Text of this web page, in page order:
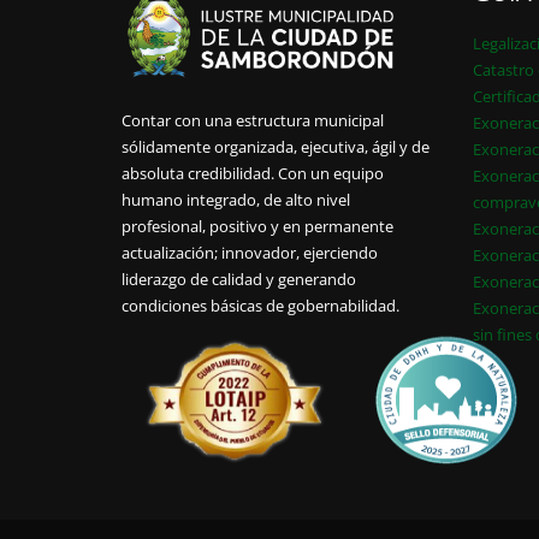
Contar con una estructura municipal
sólidamente organizada, ejecutiva, ágil y de
absoluta credibilidad. Con un equipo
humano integrado, de alto nivel
profesional, positivo y en permanente
actualización; innovador, ejerciendo
liderazgo de calidad y generando
condiciones básicas de gobernabilidad.
Catastro
sin fines